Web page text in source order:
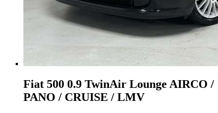
Fiat 500 0.9 TwinAir Lounge AIRCO /
PANO / CRUISE / LMV